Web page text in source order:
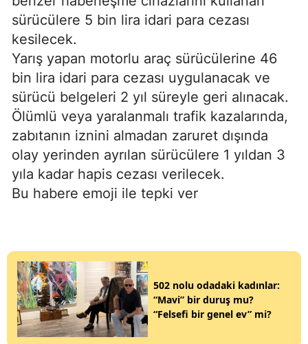
sürücülere 5 bin lira idari para cezası
kesilecek.
Yarış yapan motorlu araç sürücülerine 46
bin lira idari para cezası uygulanacak ve
sürücü belgeleri 2 yıl süreyle geri alınacak.
Ölümlü veya yaralanmalı trafik kazalarında,
zabıtanın iznini almadan zaruret dışında
olay yerinden ayrılan sürücülere 1 yıldan 3
yıla kadar hapis cezası verilecek.
Bu habere emoji ile tepki ver
502 nolu odadaki kadınlar:
“Mavi” bir duruş mu?
“Felsefi bir genel ev” mi?